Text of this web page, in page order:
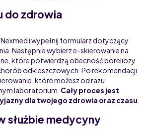
do zdrowia
Nexmed i wypełnij formularz dotyczący
Następnie wybierz e-skierowanie na
które potwierdzą obecność boreliozy
odkleszczowych. Po rekomendacji
które możesz od razu
laboratorium. Cały proces jest
dla twojego zdrowia oraz czasu
służbie medycyny